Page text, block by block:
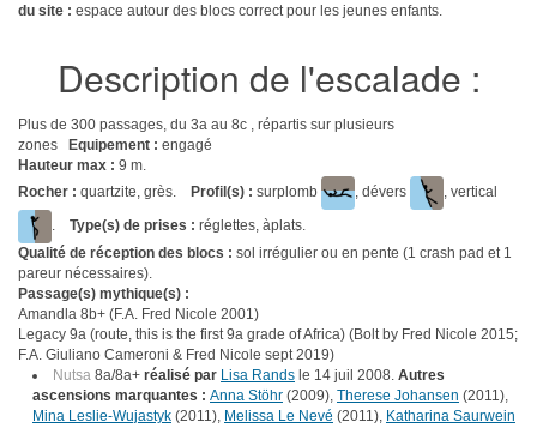
du site : espace autour des blocs correct pour les jeunes enfants.
Description de l'escalade :
Plus de 300 passages, du 3a au 8c , répartis sur plusieurs
zones
Equipement : engagé
Hauteur max : 9 m.
Rocher : quartzite, grès. Profil(s) : surplomb , dévers
, vertical
. Type(s) de prises : réglettes, àplats.
Qualité de réception des blocs : sol irrégulier ou en pente (1 crash pad et 1
pareur nécessaires).
Passage(s) mythique(s) :
Amandla 8b+ (F.A. Fred Nicole 2001)
Legacy 9a (route, this is the first 9a grade of Africa) (Bolt by Fred Nicole 2015;
F.A. Giuliano Cameroni & Fred Nicole sept 2019)
Nutsa 8a/8a+ réalisé par Lisa Rands le 14 juil 2008. Autres
ascensions marquantes : Anna Stöhr (2009), Therese Johansen (2011),
Mina Leslie-Wujastyk (2011), Melissa Le Nevé (2011), Katharina Saurwein